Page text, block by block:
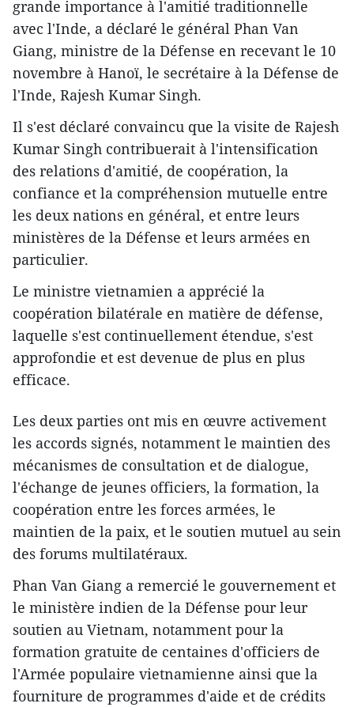
grande importance à l'amitié traditionnelle
avec l'Inde, a déclaré le général Phan Van
Giang, ministre de la Défense en recevant le 10
novembre à Hanoï, le secrétaire à la Défense de
l'Inde, Rajesh Kumar Singh.
Il s'est déclaré convaincu que la visite de Rajesh
Kumar Singh contribuerait à l'intensification
des relations d'amitié, de coopération, la
confiance et la compréhension mutuelle entre
les deux nations en général, et entre leurs
ministères de la Défense et leurs armées en
particulier.
Le ministre vietnamien a apprécié la
coopération bilatérale en matière de défense,
laquelle s'est continuellement étendue, s'est
approfondie et est devenue de plus en plus
efficace.
Les deux parties ont mis en œuvre activement
les accords signés, notamment le maintien des
mécanismes de consultation et de dialogue,
l'échange de jeunes officiers, la formation, la
coopération entre les forces armées, le
maintien de la paix, et le soutien mutuel au sein
des forums multilatéraux.
Phan Van Giang a remercié le gouvernement et
le ministère indien de la Défense pour leur
soutien au Vietnam, notamment pour la
formation gratuite de centaines d'officiers de
l'Armée populaire vietnamienne ainsi que la
fourniture de programmes d'aide et de crédits